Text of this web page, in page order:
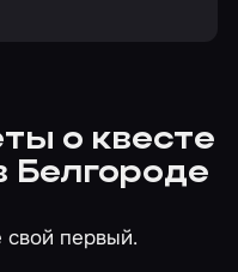
о квесте
первый.